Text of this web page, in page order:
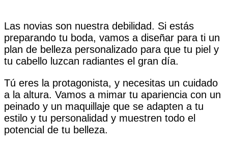
Las novias son nuestra debilidad. Si estás
preparando tu boda, vamos a diseñar para ti un
plan de belleza personalizado para que tu piel y
tu cabello luzcan radiantes el gran día.
Tú eres la protagonista, y necesitas un cuidado
a la altura. Vamos a mimar tu apariencia con un
peinado y un maquillaje que se adapten a tu
estilo y tu personalidad y muestren todo el
potencial de tu belleza.